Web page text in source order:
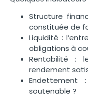
Structure
constituée de
Liquidité :
obligations à
Rentabilité :
rendement
soutenable ?